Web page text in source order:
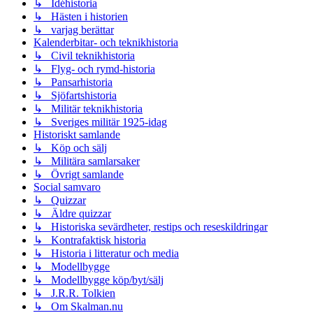
↳ Idéhistoria
↳ Hästen i historien
↳ varjag berättar
Kalenderbitar- och teknikhistoria
↳ Civil teknikhistoria
↳ Flyg- och rymd-historia
↳ Pansarhistoria
↳ Sjöfartshistoria
↳ Militär teknikhistoria
↳ Sveriges militär 1925-idag
Historiskt samlande
↳ Köp och sälj
↳ Militära samlarsaker
↳ Övrigt samlande
Social samvaro
↳ Quizzar
↳ Äldre quizzar
↳ Historiska sevärdheter, restips och reseskildringar
↳ Kontrafaktisk historia
↳ Historia i litteratur och media
↳ Modellbygge
↳ Modellbygge köp/byt/sälj
↳ J.R.R. Tolkien
↳ Om Skalman.nu